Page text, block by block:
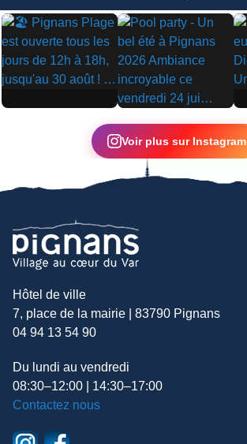
▶
▶
▶
Voir plus sur Instagram
Hôtel de ville
7, place de la mairie | 83790 Pignans
04 94 13 54 90
Du lundi au vendredi
08:30–12:00 | 14:30–17:00
Contactez nous